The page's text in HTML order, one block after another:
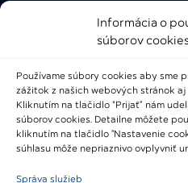
Informácia o
súborov
Používame súbory cookies aby sme
zážitok z našich webových stránok
Kliknutím na tlačidlo “Prijať” nám
súborov cookies. Detailne môžete
kliknutím na tlačidlo "Nastavenie
súhlasu môže nepriaznivo ovplyvniť
Správa služieb
Rýchle odkazy
Bádateľský poriadok
Knižničný a výpožičný
Všeobecné podmienky